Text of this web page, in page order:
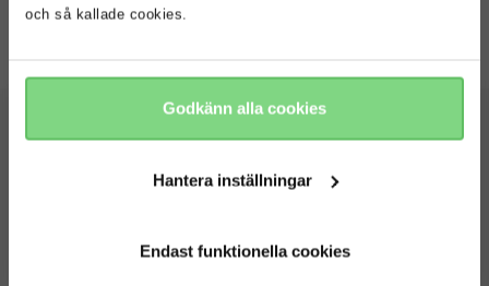
och så kallade cookies.
Godkänn alla cookies
Hantera inställningar
Endast funktionella cookies
Företagsinformation
nej tack
fortsätt